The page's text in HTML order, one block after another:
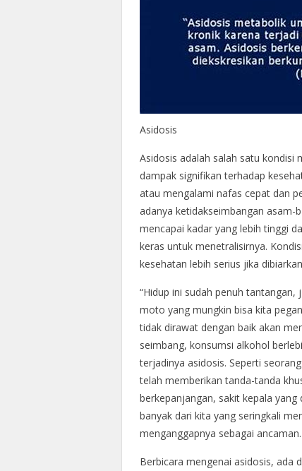
Asidosis
Asidosis adalah salah satu kondisi
dampak signifikan terhadap
atau mengalami nafas cepat dan
adanya ketidakseimbangan asam-
mencapai kadar yang lebih tinggi
keras untuk menetralisirnya.
kesehatan lebih serius jika
“Hidup ini sudah penuh
moto yang mungkin bisa kita
tidak dirawat dengan baik akan
seimbang, konsumsi alkohol
terjadinya asidosis. Seperti
telah memberikan tanda-tanda
berkepanjangan, sakit kepala
banyak dari kita yang seringkali
menganggapnya sebagai ancaman.
Berbicara mengenai asidosis, ada